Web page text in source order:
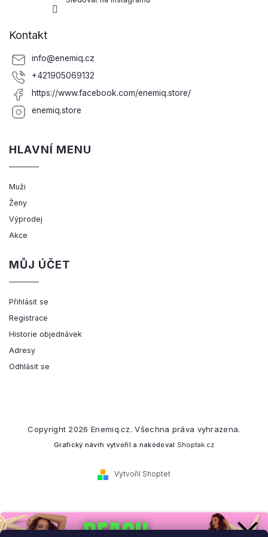
Kontakt
info@enemiq.cz
+421905069132
https://www.facebook.com/enemiq.store/
enemiq.store
HLAVNÍ MENU
Muži
Ženy
Výprodej
Akce
MŮJ ÚČET
Přihlásit se
Registrace
Historie objednávek
Adresy
Odhlásit se
Vytvořil Shoptet
Copyright 2026 Enemiq.cz. Všechna práva vyhrazena.
Grafický návrh vytvořil a nakódoval Shoptak.cz
Přihlaste se k našemu